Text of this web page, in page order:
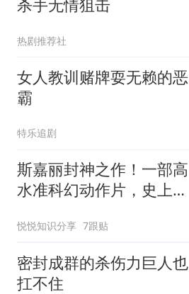
杀手无情狙击
热剧推荐社
女人教训赌牌耍无赖的恶
霸
特乐追剧
斯嘉丽封神之作！一部高
水准科幻动作片，史上最
悦悦知识分享 7跟贴
密封成群的杀伤力巨人也
扛不住